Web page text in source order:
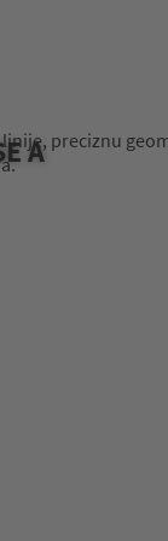
A preciznu